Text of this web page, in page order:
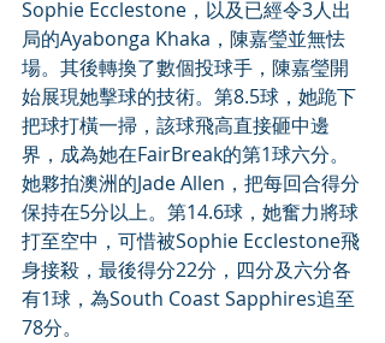
Sophie Ecclestone，以及已經令3人出
局的Ayabonga Khaka，陳嘉瑩並無怯
場。其後轉換了數個投球手，陳嘉瑩開
始展現她擊球的技術。第8.5球，她跪下
把球打橫一掃，該球飛高直接砸中邊
界，成為她在FairBreak的第1球六分。
她夥拍澳洲的Jade Allen，把每回合得分
保持在5分以上。第14.6球，她奮力將球
打至空中，可惜被Sophie Ecclestone飛
身接殺，最後得分22分，四分及六分各
有1球，為South Coast Sapphires追至
78分。